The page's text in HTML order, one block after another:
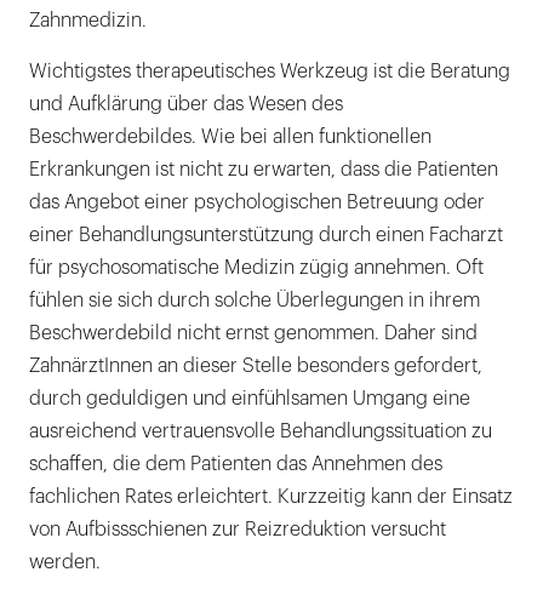
Zahnmedizin.
Wichtigstes therapeutisches Werkzeug ist die Beratung
und Aufklärung über das Wesen des
Beschwerdebildes. Wie bei allen funktionellen
Erkrankungen ist nicht zu erwarten, dass die Patienten
das Angebot einer psychologischen Betreuung oder
einer Behandlungsunterstützung durch einen Facharzt
für psychosomatische Medizin zügig annehmen. Oft
fühlen sie sich durch solche Überlegungen in ihrem
Beschwerdebild nicht ernst genommen. Daher sind
ZahnärztInnen an dieser Stelle besonders gefordert,
durch geduldigen und einfühlsamen Umgang eine
ausreichend vertrauensvolle Behandlungssituation zu
schaffen, die dem Patienten das Annehmen des
fachlichen Rates erleichtert. Kurzzeitig kann der Einsatz
von Aufbissschienen zur Reizreduktion versucht
werden.